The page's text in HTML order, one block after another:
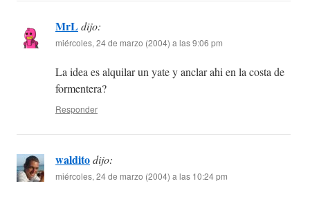
MrLdijo:
miércoles, 24 de marzo (2004) a las 9:06 pm
La idea es alquilar un yate y anclar ahi en la costa de
formentera?
Responder
walditodijo:
miércoles, 24 de marzo (2004) a las 10:24 pm